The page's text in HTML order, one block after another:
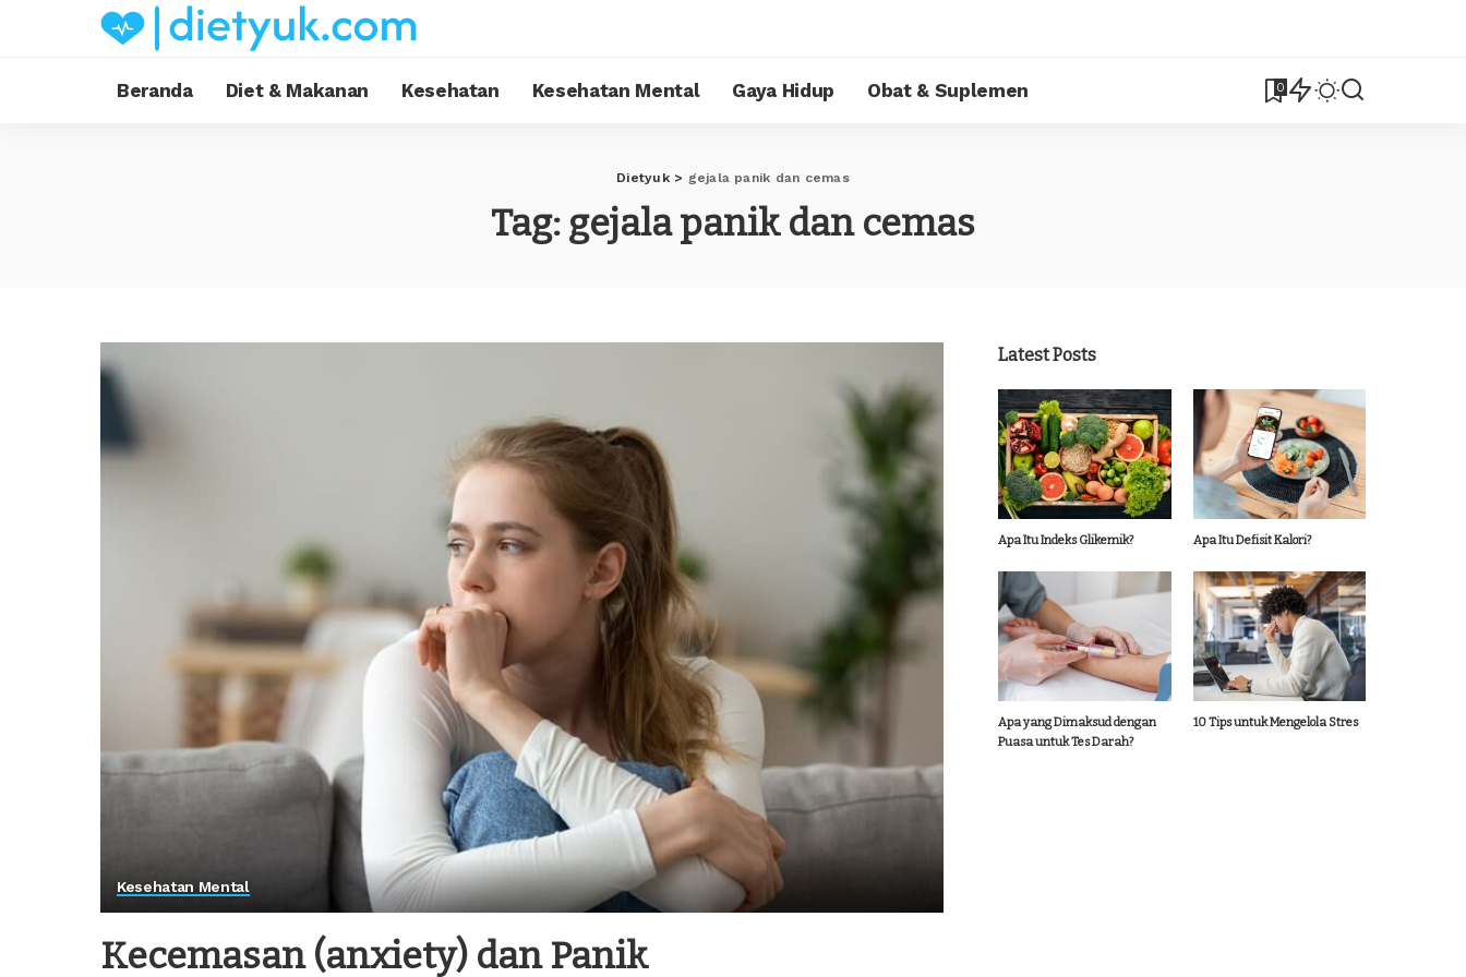
Beranda Diet & Makanan Kesehatan Kesehatan Mental Gaya Hidup Obat & Suplemen 0
Dietyuk> gejala panik dan cemas
Tag:gejala panik dan cemas
Kesehatan Mental
Kecemasan (anxiety) dan Panik
Latest Posts
Apa Itu Indeks Glikemik? Apa Itu Defisit Kalori?
Apa yang Dimaksud dengan
Puasa untuk Tes Darah?
10 Tips untuk Mengelola Stres